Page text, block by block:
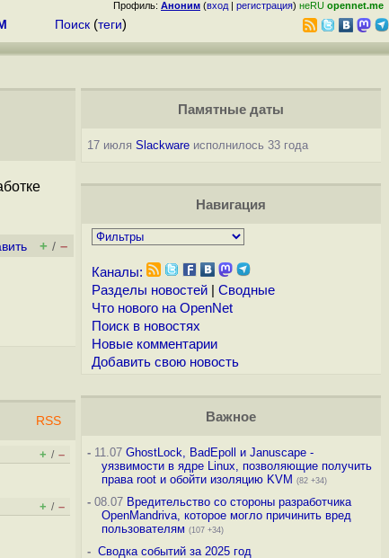
Профиль: Аноним (вход | регистрация) неRU opennet.me
Поиск (теги)
+ / –
RSS
+ / –
+ / –
Памятные даты
17 июля Slackwareисполнилось 33 года
Навигация
Каналы:
Разделы новостей| Сводные
Что нового на OpenNet
Поиск в новостях
Новые комментарии
Добавить свою новость
Важное
-11.07 GhostLock, BadEpoll и Januscape -
уязвимости в ядре Linux, позволяющие получить
права root и обойти изоляцию KVM (82 +34)
-08.07 Вредительство со стороны разработчика
OpenMandriva, которое могло причинить вред
пользователям (107 +34)
- Сводка событий за 2025 год